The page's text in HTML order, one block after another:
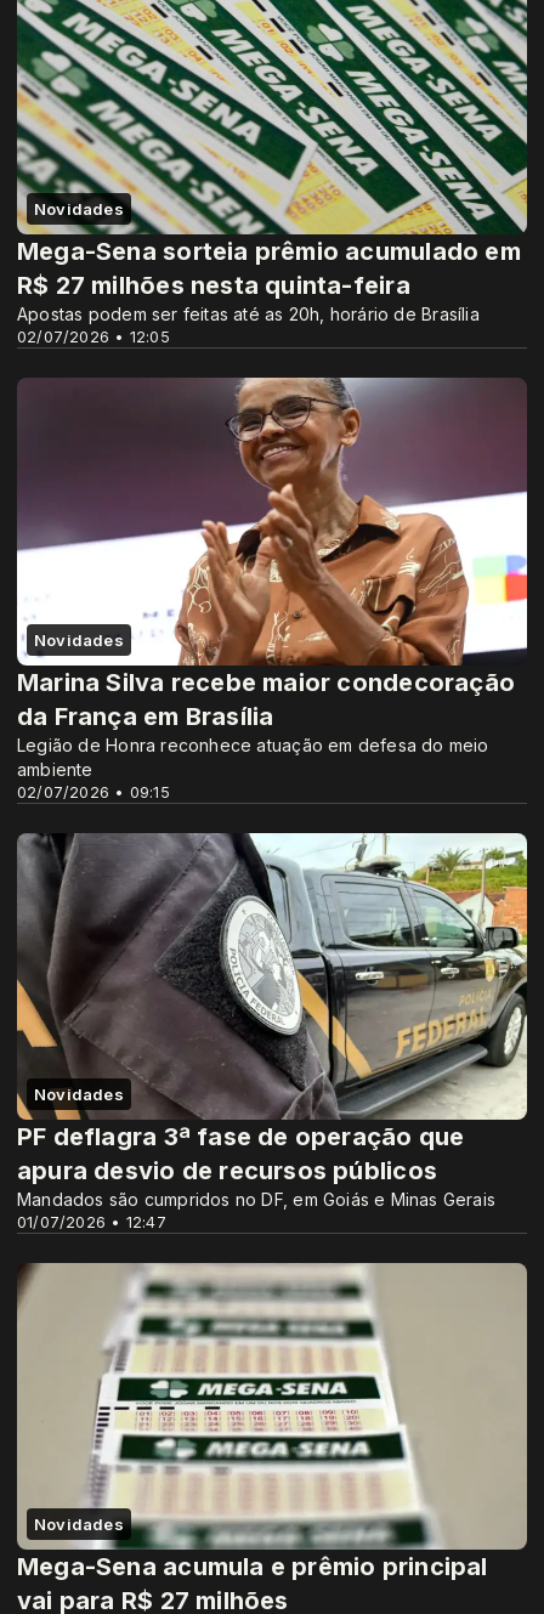
Novidades
02/07/2026 • 12:05
Mega-Sena sorteia prêmio acumulado em
R$ 27 milhões nesta quinta-feira
Apostas podem ser feitas até as 20h, horário de Brasília
Novidades
02/07/2026 • 09:15
Marina Silva recebe maior condecoração
da França em Brasília
Legião de Honra reconhece atuação em defesa do meio
ambiente
Novidades
01/07/2026 • 12:47
PF deflagra 3ª fase de operação que
apura desvio de recursos públicos
Mandados são cumpridos no DF, em Goiás e Minas Gerais
Novidades
Mega-Sena acumula e prêmio principal
vai para R$ 27 milhões